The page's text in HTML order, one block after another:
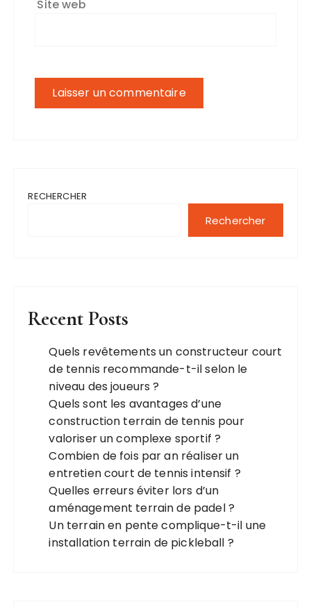
Site web
RECHERCHER
Rechercher
Recent Posts
Quels revêtements un constructeur court
de tennis recommande-t-il selon le
niveau des joueurs ?
Quels sont les avantages d’une
construction terrain de tennis pour
valoriser un complexe sportif ?
Combien de fois par an réaliser un
entretien court de tennis intensif ?
Quelles erreurs éviter lors d’un
aménagement terrain de padel ?
Un terrain en pente complique-t-il une
installation terrain de pickleball ?